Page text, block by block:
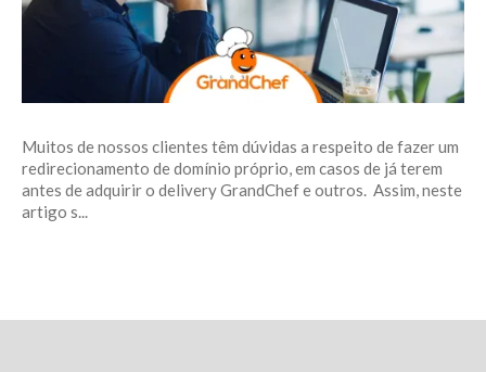
Muitos de nossos clientes têm dúvidas a respeito de fazer um
redirecionamento de domínio próprio, em casos de já terem
antes de adquirir o delivery GrandChef e outros. Assim, neste
artigo s...